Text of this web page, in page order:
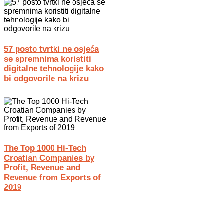
57 posto tvrtki ne osjeća
se spremnima koristiti
digitalne tehnologije kako
bi odgovorile na krizu
The Top 1000 Hi-Tech
Croatian Companies by
Profit, Revenue and
Revenue from Exports of
2019